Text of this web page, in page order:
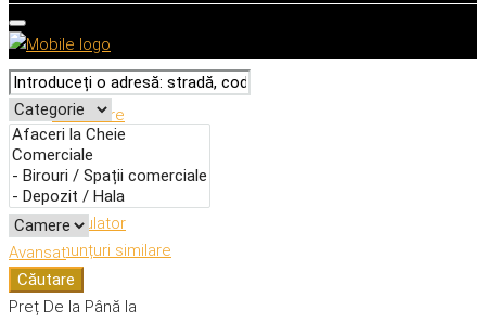
Avansat
Căutare
Preț De la Până la
Descriere
Caracteristici
Adresă
Detalii
Calculator
Anunțuri similare